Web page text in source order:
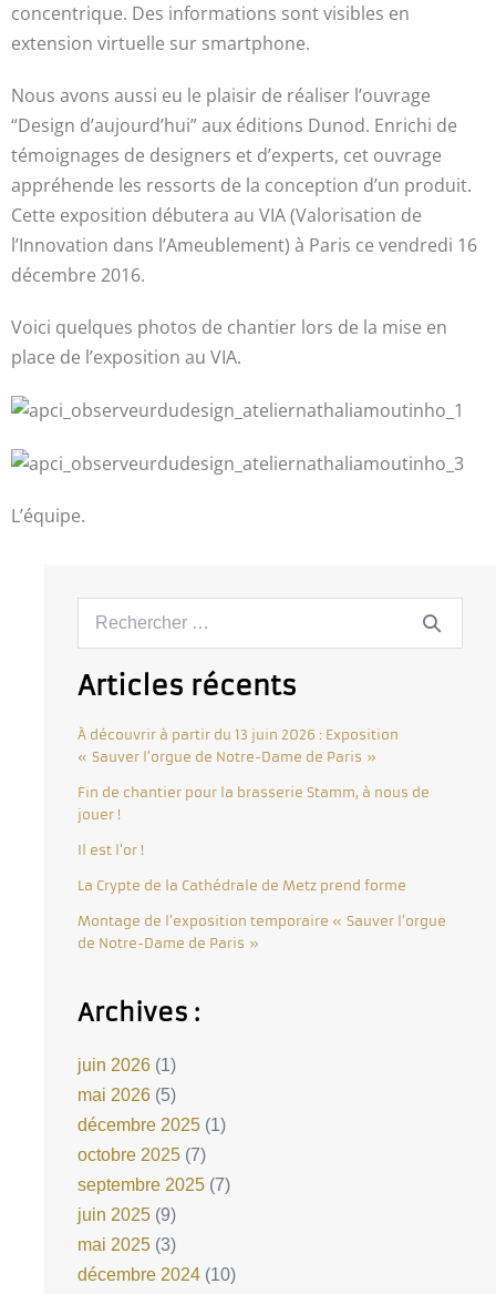
concentrique. Des informations sont visibles en
extension virtuelle sur smartphone.
Nous avons aussi eu le plaisir de réaliser l’ouvrage
“Design d’aujourd’hui” aux éditions Dunod. Enrichi de
témoignages de designers et d’experts, cet ouvrage
appréhende les ressorts de la conception d’un produit.
Cette exposition débutera au VIA (Valorisation de
l’Innovation dans l’Ameublement) à Paris ce vendredi 16
décembre 2016.
Voici quelques photos de chantier lors de la mise en
place de l’exposition au VIA.
L’équipe.
Articles récents
À découvrir à partir du 13 juin 2026 : Exposition
« Sauver l’orgue de Notre-Dame de Paris »
Fin de chantier pour la brasserie Stamm, à nous de
jouer !
Il est l’or !
La Crypte de la Cathédrale de Metz prend forme
Montage de l’exposition temporaire « Sauver l’orgue
de Notre-Dame de Paris »
Archives :
juin 2026 (1)
mai 2026 (5)
décembre 2025 (1)
octobre 2025 (7)
septembre 2025 (7)
juin 2025 (9)
mai 2025 (3)
décembre 2024 (10)